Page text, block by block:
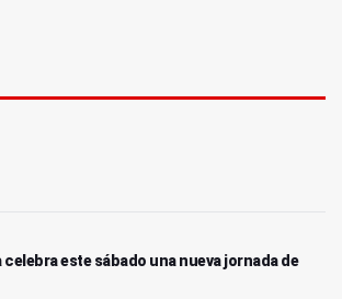
celebra este sábado una nueva jornada de